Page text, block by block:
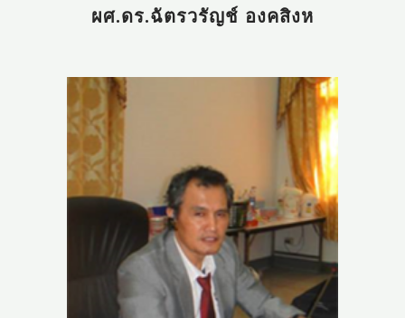
ผศ.ดร.ฉัตรวรัญช์ องคสิงห